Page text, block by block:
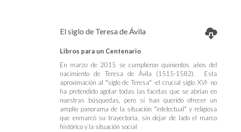
El siglo de Teresa de Ávila
Libros para un Centenario
En marzo de 2015 se cumplieron quinientos años del
nacimiento de Teresa de Ávila (1515-1582). Esta
aproximación al "siglo de Teresa" -el crucial siglo XVI- no
ha pretendido agotar todas las facetas que se abrían en
nuestras búsquedas, pero sí han querido ofrecer un
amplio panorama de la situación "intelectual" y religiosa
que enmarcó su trayectoria, sin dejar de lado el marco
histórico y la situación social